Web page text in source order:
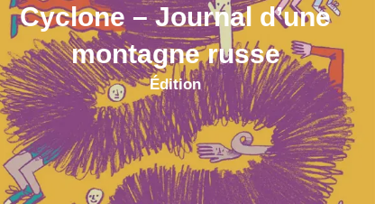
Cyclone – Journal d’une
montagne russe
Édition